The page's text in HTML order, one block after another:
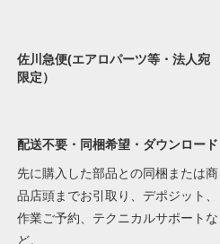
佐川急便(エアロパーツ等・法人宛
限定）
配送不要・同梱希望・ダウンロード
先に購入した部品との同梱または商
品店頭までお引取り、デポジット、
作業ご予約、テクニカルサポートな
ど。